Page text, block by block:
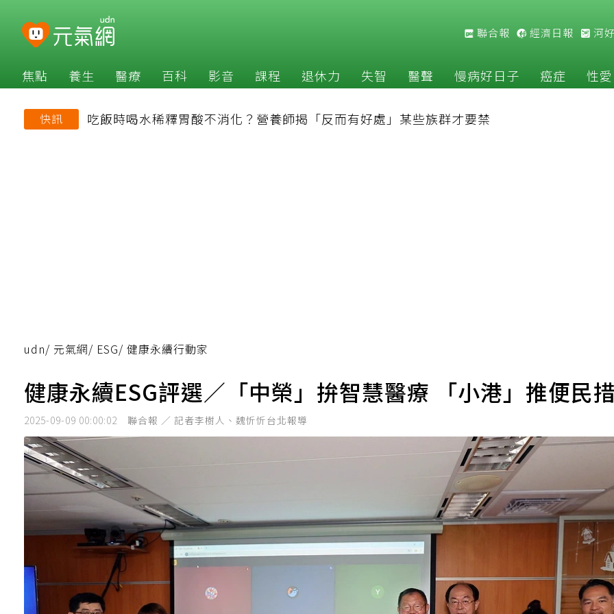
聯合報 經濟日報 河
焦點 養生 醫療 百科 影音 課程 退休力 失智 醫聲 慢病好日子 癌症 性愛
快訊 吃飯時喝水稀釋胃酸不消化？營養師揭「反而有好處」某些族群才要禁
udn/ 元氣網/ ESG/ 健康永續行動家
健康永續ESG評選／「中榮」拚智慧醫療 「小港」推便民
2025-09-09 00:00:02 聯合報 ／ 記者李樹人、魏忻忻台北報導